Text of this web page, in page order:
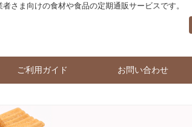
さま向けの食材や食品の定期通販サービスです。
ご利用ガイド お問い合わせ